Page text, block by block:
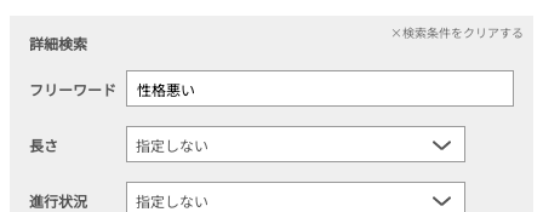
詳細検索
×検索条件をクリアする
フリーワード
長さ
進行状況